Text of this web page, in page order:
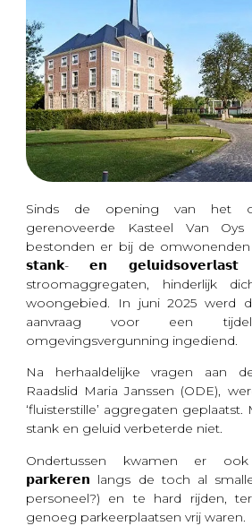
Sinds de opening van het
gerenoveerde Kasteel Van Oys
bestonden er bij de
𝘀𝘁𝗮𝗻𝗸- 𝗲𝗻
stroomaggregaten, hinderlijk
woongebied. In juni 2025 werd
aanvraag voor een
omgevingsvergunning ingediend.
Na herhaaldelijke vragen aan
Raadslid Maria Janssen (ODE),
‘fluisterstille’ aggregaten geplaatst.
stank en geluid verbeterde niet.
Ondertussen kwamen er
𝗽𝗮𝗿𝗸𝗲𝗿𝗲𝗻 langs de toch al
personeel?) en te hard rijden,
genoeg parkeerplaatsen vrij waren.